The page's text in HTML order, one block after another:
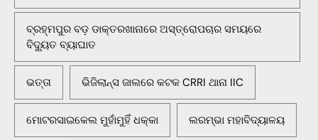
ବ୍ରହ୍ମପୁର ବଡ଼ ଡାକ୍ତରଖାନାରେ ଅସ୍ତ୍ରୋପଚାର ସମୟରେ
ବିଦ୍ୟୁତ ବ୍ୟାଘାତ
ଭତ୍ତା ଭିଜିଲାନ୍ସ ଜାଲରେ କଟକ CRRI ଥାନା IIC
ମୋଟରସାଇକେଲ ମୁହାଁମୁହିଁ ଧକ୍କା ଲରମ୍ଭା ମହାବିଦ୍ୟାଳୟ